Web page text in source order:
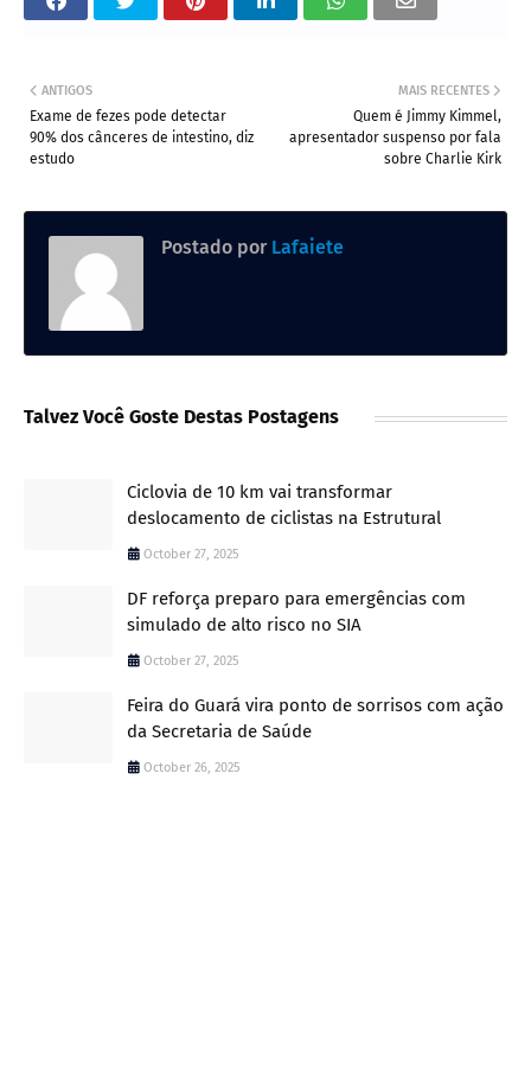
MAIS RECENTES
Quem é Jimmy Kimmel,
apresentador suspenso por fala
sobre Charlie Kirk
ANTIGOS
Exame de fezes pode detectar
90% dos cânceres de intestino, diz
estudo
Postado por Lafaiete
Talvez Você Goste Destas Postagens
Ciclovia de 10 km vai transformar
deslocamento de ciclistas na Estrutural
October 27, 2025
DF reforça preparo para emergências com
simulado de alto risco no SIA
October 27, 2025
Feira do Guará vira ponto de sorrisos com ação
da Secretaria de Saúde
October 26, 2025